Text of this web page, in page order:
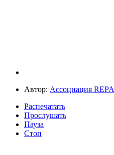
Автор: Ассоциация REPA
Распечатать
Прослушать
Пауза
Стоп